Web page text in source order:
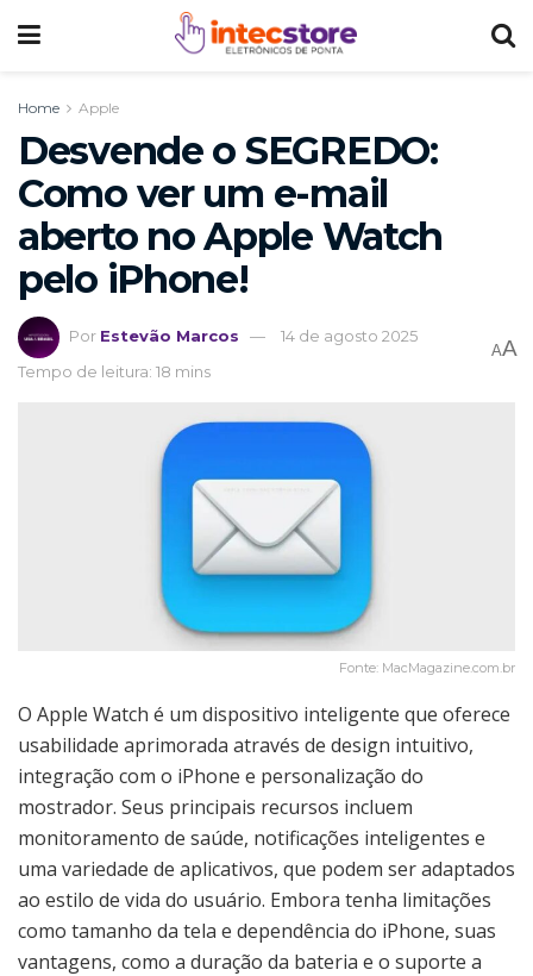
Home Apple
Desvende o SEGREDO:
Como ver um e-mail
aberto no Apple Watch
pelo iPhone!
Por Estevão Marcos
14 de agosto 2025
Tempo de leitura: 18 mins
AA
Fonte: MacMagazine.com.br
O Apple Watch é um dispositivo inteligente que oferece
usabilidade aprimorada através de design intuitivo,
integração com o iPhone e personalização do
mostrador. Seus principais recursos incluem
monitoramento de saúde, notificações inteligentes e
uma variedade de aplicativos, que podem ser adaptados
ao estilo de vida do usuário. Embora tenha limitações
como tamanho da tela e dependência do iPhone, suas
vantagens, como a duração da bateria e o suporte a